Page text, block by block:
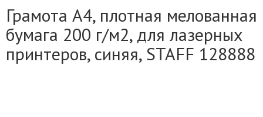
Грамота А4, плотная мелованная
бумага 200 г/м2, для лазерных
принтеров, синяя, STAFF 128888